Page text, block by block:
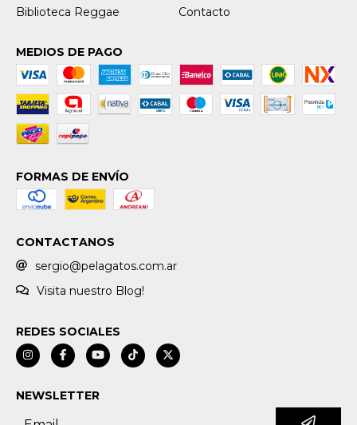
Biblioteca Reggae Contacto
MEDIOS DE PAGO
FORMAS DE ENVÍO
CONTACTANOS
sergio@pelagatos.com.ar
Visita nuestro Blog!
REDES SOCIALES
NEWSLETTER